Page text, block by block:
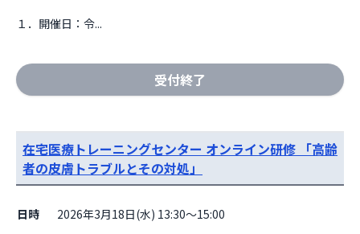
１．開催日：令...
受付終了
在宅医療トレーニングセンター オンライン研修 「高齢
者の皮膚トラブルとその対処」
日時 2026年3月18日(水) 13:30～15:00